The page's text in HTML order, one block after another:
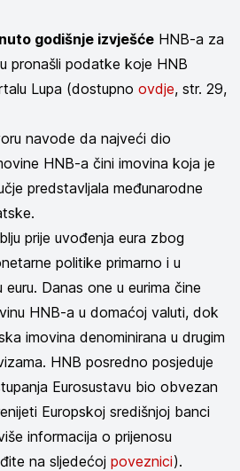
godišnje izvješće HNB-a za
pronašli podatke koje HNB
Lupa (dostupno ovdje, str. 29,
navode da najveći dio
HNB-a čini imovina koja je
predstavljala međunarodne
prije uvođenja eura zbog
politike primarno i u
Danas one u eurima čine
HNB-a u domaćoj valuti, dok
imovina denominirana u drugim
HNB posredno posjeduje
Eurosustavu bio obvezan
Europskoj središnjoj banci
informacija o prijenosu
na sljedećoj poveznici).